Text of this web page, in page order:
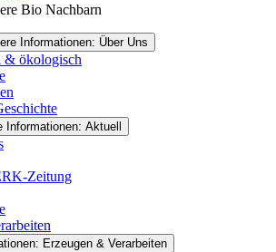
Informationen: Über Uns
& ökologisch
Informationen: Aktuell
Zeitung
Erzeugen & Verarbeiten